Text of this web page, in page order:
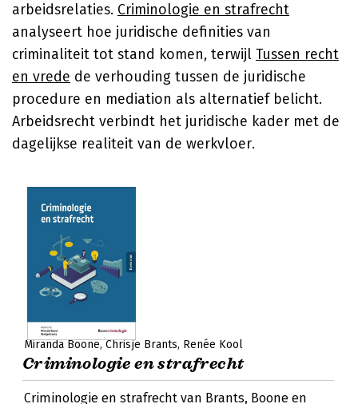
arbeidsrelaties. Criminologie en strafrecht
analyseert hoe juridische definities van
criminaliteit tot stand komen, terwijl Tussen recht
en vrede de verhouding tussen de juridische
procedure en mediation als alternatief belicht.
Arbeidsrecht verbindt het juridische kader met de
dagelijkse realiteit van de werkvloer.
Miranda Boone Chrisje Brants Renée Kool
Criminologie en strafrecht
Criminologie en strafrecht van Brants, Boone en